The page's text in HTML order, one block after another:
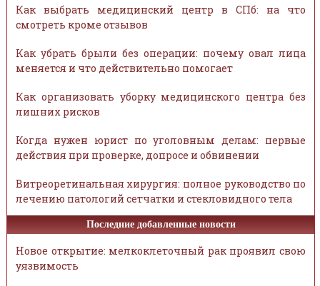
Как выбрать медицинский центр в СПб: на что
смотреть кроме отзывов
Как убрать брыли без операции: почему овал лица
меняется и что действительно помогает
Как организовать уборку медицинского центра без
лишних рисков
Когда нужен юрист по уголовным делам: первые
действия при проверке, допросе и обвинении
Витреоретинальная хирургия: полное руководство по
лечению патологий сетчатки и стекловидного тела
Последние добавленные новости
Новое открытие: мелкоклеточный рак проявил свою
уязвимость